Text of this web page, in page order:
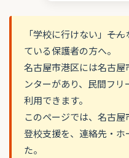
「学校に行けない」――
ている保護者の方へ。
名古屋市港区には名古
ンターがあり、民間フ
利用できます。
このページでは、名古
登校支援を、連絡先・
た。